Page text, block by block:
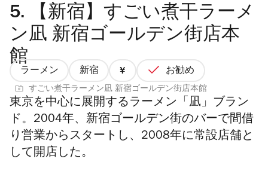
5. 【新宿】すごい煮干ラーメ
ン凪 新宿ゴールデン街店本
館
ラーメン 新宿
価
格
1/4
お勧め
すごい煮干ラーメン凪 新宿ゴールデン街店本館
東京を中心に展開するラーメン「凪」ブラン
ド。2004年、 新宿ゴールデン街のバーで間借
り営業からスタートし、 2008年に常設店舗と
して開店した 。